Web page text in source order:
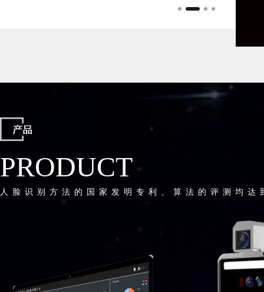
PRODUCT
人脸识别方法的国家发明专利、算法的评测均